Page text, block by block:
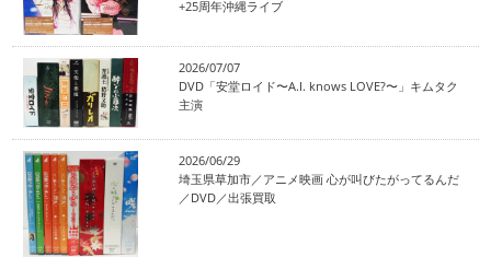
+25周年沖縄ライブ
2026/07/07
DVD「安堂ロイド〜A.I. knows LOVE?〜」キムタク
主演
2026/06/29
埼玉県草加市／アニメ映画 心が叫びたがってるんだ
／DVD／出張買取